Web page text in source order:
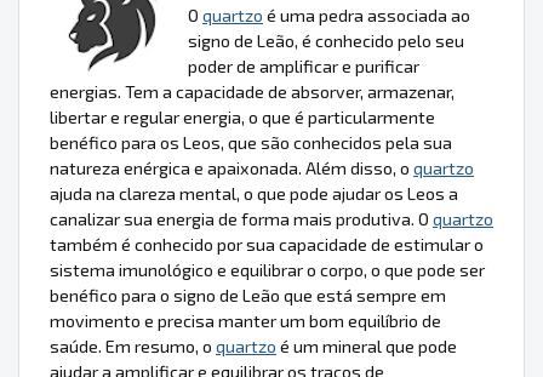
O quartzo é uma pedra associada ao
signo de Leão, é conhecido pelo seu
poder de amplificar e purificar
energias. Tem a capacidade de absorver, armazenar,
libertar e regular energia, o que é particularmente
benéfico para os Leos, que são conhecidos pela sua
natureza enérgica e apaixonada. Além disso, o quartzo
ajuda na clareza mental, o que pode ajudar os Leos a
canalizar sua energia de forma mais produtiva. O quartzo
também é conhecido por sua capacidade de estimular o
sistema imunológico e equilibrar o corpo, o que pode ser
benéfico para o signo de Leão que está sempre em
movimento e precisa manter um bom equilíbrio de
saúde. Em resumo, o quartzo é um mineral que pode
ajudar a amplificar e equilibrar os traços de